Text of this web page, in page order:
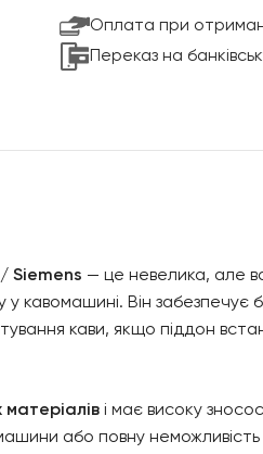
Оплата при
Переказ на
Siemens — це невелика, але
у кавомашині. Він забезпечує
кави, якщо піддон
матеріалів і має високу
або повну неможливість